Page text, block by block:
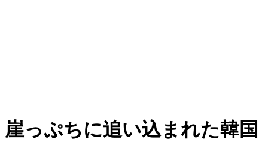
崖っぷちに追い込まれた韓国